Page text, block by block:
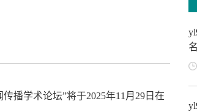
播学术论坛”将于2025年11月29日在